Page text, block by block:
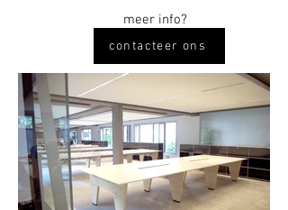
meer info?
contacteer ons